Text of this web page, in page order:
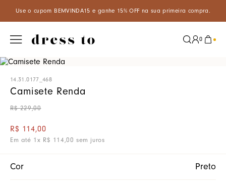
e ganhe 15% OFF na sua primeira compra. Aproveite um
0
14.31.0177_468
Camisete Renda
R$ 229,00
R$ 114,00
Em até 1 x R$ 114 ,00 sem juros
Cor Preto